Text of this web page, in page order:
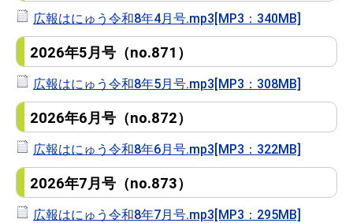
広報はにゅう令和8年4月号.mp3[MP3：340MB]
2026年5月号（no.871）
広報はにゅう令和8年5月号.mp3[MP3：308MB]
2026年6月号（no.872）
広報はにゅう令和8年6月号.mp3[MP3：322MB]
2026年7月号（no.873）
広報はにゅう令和8年7月号.mp3[MP3：295MB]